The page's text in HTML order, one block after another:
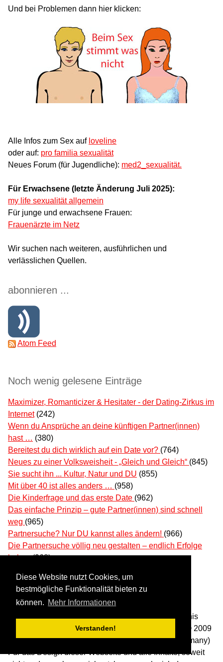
Diese Website nutzt Cookies, um
bestmögliche Funktionalität bieten zu
können. Mehr Informationen
Verstanden!
Und bei Problemen dann hier klicken:
Alle Infos zum Sex auf loveline
oder auf: pro familia sexualität
Neues Forum (für Jugendliche): med2_sexualität.
Für Erwachsene (letzte Änderung Juli 2025):
my life sexualität allgemein
Für junge und erwachsene Frauen:
Frauenärzte im Netz
Wir suchen nach weiteren, ausführlichen und
verlässlichen Quellen.
abonnieren ...
Atom Feed
Noch wenig gelesene Einträge
Maximizer, Romanticizer & Hesitater - der Dating-Zirkus im
Internet (242)
Wenn du Ansprüche an deine künftigen Partner(innen)
hast … (380)
Bereitest du dich wirklich auf ein Date vor? (764)
Neues zu einer Volksweisheit - „Gleich und Gleich“ (845)
Sie sucht ihn ... Kultur, Natur und DU (855)
Mit über 40 ist alles anders … (958)
Die Kinderfrage und das erste Date (962)
Das einfache Prinzip – gute Partner(innen) sind schnell
weg (965)
Partnersuche? Nur DU kannst alles ändern! (966)
Die Partnersuche völlig neu gestalten – endlich Erfolge
haben(968)
Erklärungen und Hinweise
Warning / Warnung: The content and the design of this
website, unless otherwise specified, is under strict © 2009
-2026 by Gebhard Roese, Altenburg/Thuringia (Germany)
Für das Design dieser Webseite und alle Inhalte, soweit